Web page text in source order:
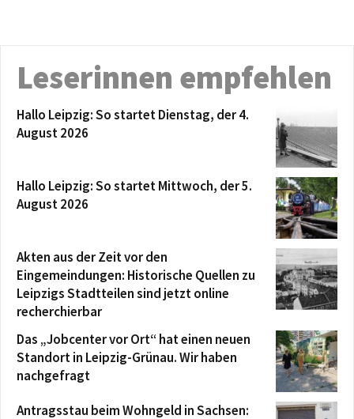
Leserinnen empfehlen
Hallo Leipzig: So startet Dienstag, der 4.
August 2026
Hallo Leipzig: So startet Mittwoch, der 5.
August 2026
Akten aus der Zeit vor den
Eingemeindungen: Historische Quellen zu
Leipzigs Stadtteilen sind jetzt online
recherchierbar
Das „Jobcenter vor Ort“ hat einen neuen
Standort in Leipzig-Grünau. Wir haben
nachgefragt
Antragsstau beim Wohngeld in Sachsen: